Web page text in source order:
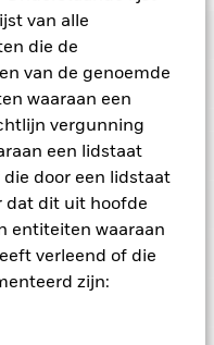
van alle
die de
van de genoemde
waaraan een
vergunning
een lidstaat
door een lidstaat
dat dit uit hoofde
entiteiten waaraan
verleend of die
zijn:
in specifieke
Dit betekent dat het
markt-,
effecten
schommelingen op de
die van invloed zijn,
bedrijfsresultaten en
door de
en de
18/jun/2014